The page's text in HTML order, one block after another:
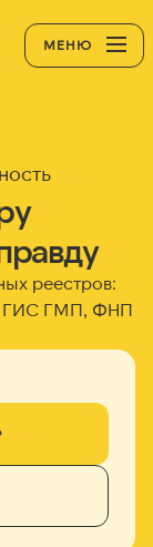
МЕНЮ
реестров:
ГМП, ФНП